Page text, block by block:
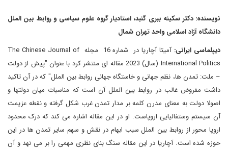
نویسنده: دکتر سکینه ببری گنبد، استادیار گروه علوم سیاسی و روابط بین الملل
دانشگاه آزاد اسلامی واحد تهران شمال
دیپلماسی ایرانی:
آمیتا آچاریا در شماره 16 مجله The Chinese Journal of
International Politics (سال) 2023 مقاله ای منتشر کرد با عنوان "پیش از دولت
– ملت: تمدن ها، نظم جهانی و خاستگاه جهانی روابط بین الملل" که در آن تاکید
داشت مفروض غالب در روابط بین الملل آن است که مناسبات میان دولتها و
اصولا دولت به معنای مدرن کلمه بر مدار تمدن غرب شکل گرفته و نقطه عزیمت
آن سیستم وستفالیایی اروپاست. او در این مقاله اشاره می کند که درک محدود
اروپا محور از روابط بین الملل سبب ابهام در نقش و سهم سایر تمدن ها در این
حوزه شده است. آچاریا در این مقاله سنگ بنای نظری مهمی را بر می نهد و آن